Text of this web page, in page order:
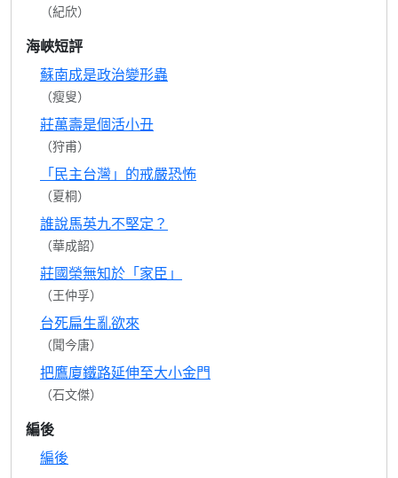
（紀欣）
海峽短評
蘇南成是政治變形蟲
（瘦叟）
莊萬壽是個活小丑
（狩甫）
「民主台灣」的戒嚴恐怖
（夏桐）
誰說馬英九不堅定？
（華成韶）
莊國榮無知於「家臣」
（王仲孚）
台死扁生亂欲來
（聞今唐）
把鷹廈鐵路延伸至大小金門
（石文傑）
編後
編後